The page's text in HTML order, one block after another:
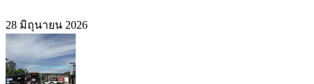
28 มิถุนายน 2026